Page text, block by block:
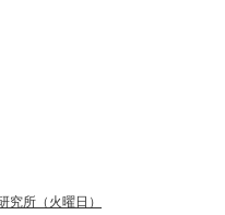
究所（火曜日）